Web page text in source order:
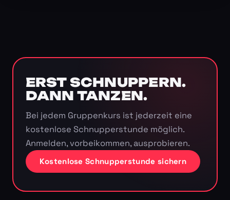
ERST SCHNUPPERN.
DANN TANZEN.
Bei jedem Gruppenkurs ist jederzeit eine
kostenlose Schnupperstunde möglich.
Anmelden, vorbeikommen, ausprobieren.
Kostenlose Schnupperstunde sichern